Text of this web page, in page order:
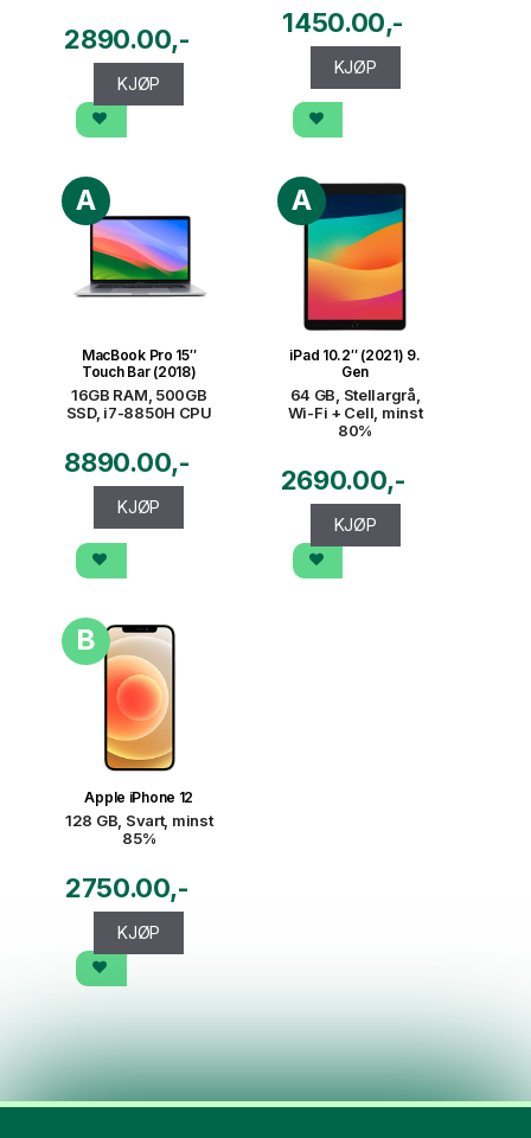
2890.00
KJØP
1450.00
KJØP
A
MacBook Pro 15″
Touch Bar (2018)
16GB RAM, 500GB
SSD, i7-8850H CPU
8890.00
KJØP
A
iPad 10.2″ (2021) 9.
Gen
64 GB, Stellargrå,
Wi-Fi + Cell, minst
80%
2690.00
KJØP
B
Apple iPhone 12
128 GB, Svart, minst
85%
2750.00
KJØP